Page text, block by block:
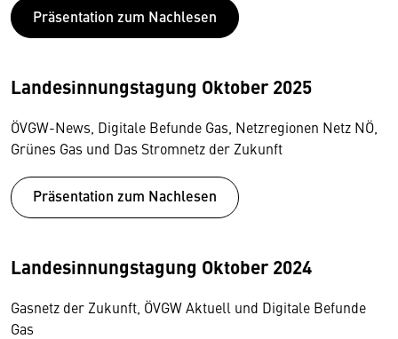
Präsentation zum Nachlesen
Landesinnungstagung Oktober 2025
ÖVGW-News, Digitale Befunde Gas, Netzregionen Netz NÖ,
Grünes Gas und Das Stromnetz der Zukunft
Präsentation zum Nachlesen
Landesinnungstagung Oktober 2024
Gasnetz der Zukunft, ÖVGW Aktuell und Digitale Befunde
Gas